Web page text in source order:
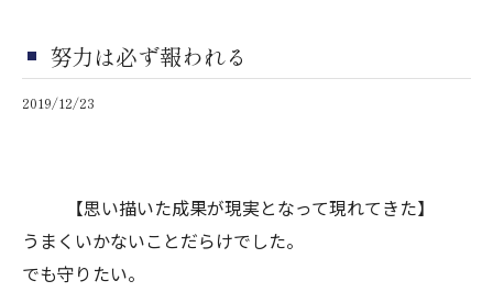
努力は必ず報われる
2019/12/23
【思い描いた成果が現実となって現れてきた】
うまくいかないことだらけでした。
でも守りたい。